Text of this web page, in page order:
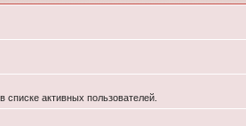
активных пользователей.